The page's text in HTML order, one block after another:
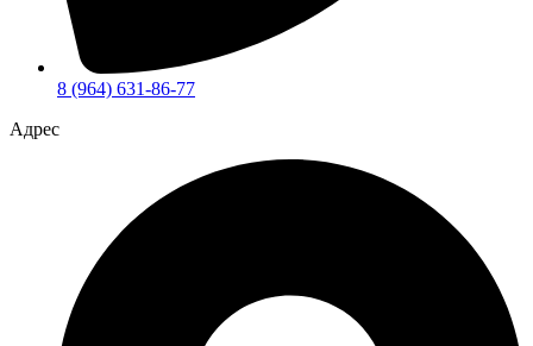
8 (964) 631-86-77
Адрес